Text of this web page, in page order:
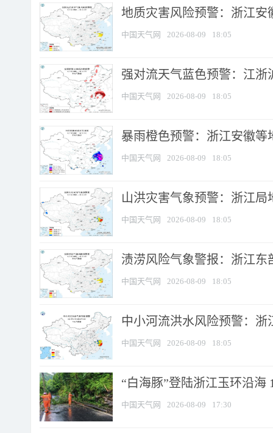
地质灾害风险预警：浙江安
中国天气网 2026-08-09 18:05
强对流天气蓝色预警：江浙
中国天气网 2026-08-09 18:05
暴雨橙色预警：浙江安徽等
中国天气网 2026-08-09 18:05
山洪灾害气象预警：浙江
中国天气网 2026-08-09 18:05
渍涝风险气象警报：浙江
中国天气网 2026-08-09 18:05
中小河流洪水风险预警：
中国天气网 2026-08-09 18:05
“白海豚”登陆浙江玉环沿海
中国天气网 2026-08-09 17:30